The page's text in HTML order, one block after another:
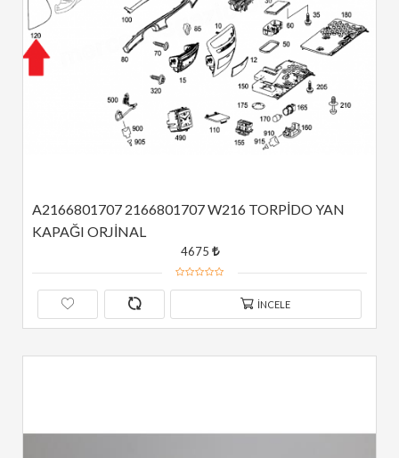
A2166801707 2166801707 W216 TORPİDO YAN
KAPAĞI ORJİNAL
4675
İNCELE